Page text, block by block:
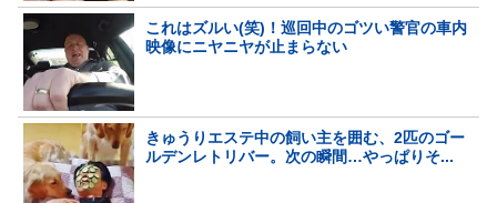
これはズルい(笑)！巡回中のゴツい警官の車内
映像にニヤニヤが止まらない
きゅうりエステ中の飼い主を囲む、2匹のゴー
ルデンレトリバー。次の瞬間…やっぱりそ...